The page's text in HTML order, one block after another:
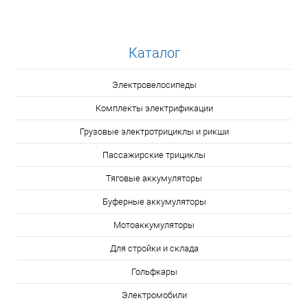
Каталог
Электровелосипеды
Комплекты электрификации
Грузовые электротрициклы и рикши
Пассажирские трициклы
Тяговые аккумуляторы
Буферные аккумуляторы
Мотоаккумуляторы
Для стройки и склада
Гольфкары
Электромобили